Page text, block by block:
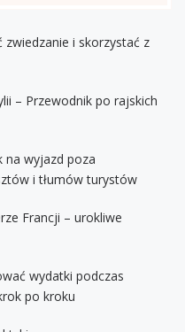
zwiedzanie i skorzystać z
– Przewodnik po rajskich
na wyjazd poza
i tłumów turystów
Francji – urokliwe
wydatki podczas
po kroku